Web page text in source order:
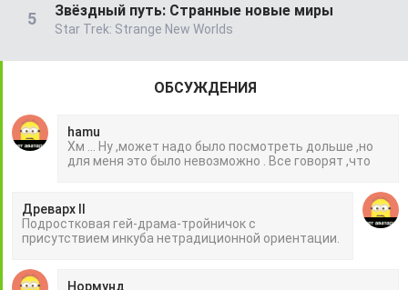
Звёздный путь: Странные новые миры
Star Trek: Strange New Worlds
ОБСУЖДЕНИЯ
hamu
Хм ... Ну ,может надо было посмотреть дольше ,но
для меня это было невозможно . Все говорят ,что
Древарх II
Подростковая гей-драма-тройничок с
присутствием инкуба нетрадиционной ориентации.
Нормунд